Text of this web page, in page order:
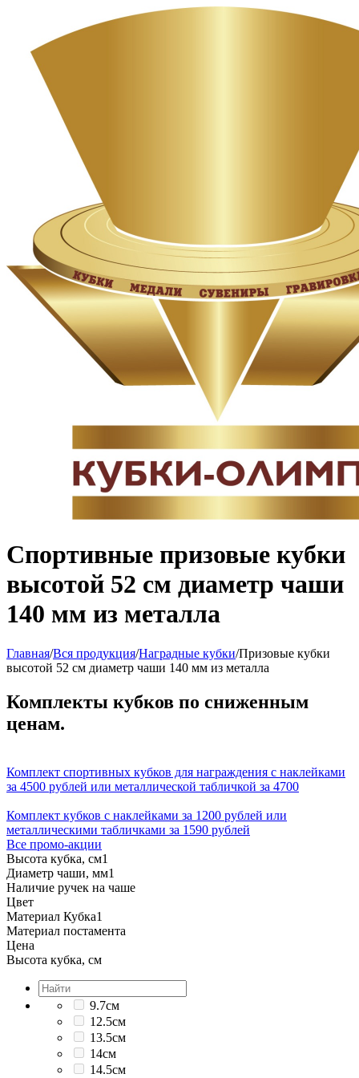
Спортивные призовые кубки
высотой 52 см диаметр чаши
140 мм из металла
Главная/Вся продукция/Наградные кубки/Призовые кубки
высотой 52 см диаметр чаши 140 мм из металла
Комплекты кубков по сниженным
ценам.
Комплект спортивных кубков для награждения с наклейками
за 4500 рублей или металлической табличкой за 4700
Комплект кубков с наклейками за 1200 рублей или
металлическими табличками за 1590 рублей
Все промо-акции
Высота кубка, см1
Диаметр чаши, мм1
Наличие ручек на чаше
Цвет
Материал Кубка1
Материал постамента
Цена
Высота кубка, см
9.7см
12.5см
13.5см
14см
14.5см